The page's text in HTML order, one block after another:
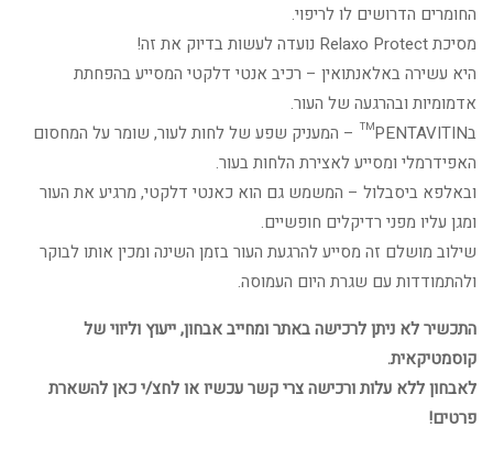
החומרים הדרושים לו לריפוי.
מסיכת Relaxo Protect נועדה לעשות בדיוק את זה!
היא עשירה באלאנתואין – רכיב אנטי דלקטי המסייע בהפחתת
אדמומיות ובהרגעה של העור.
בPENTAVITIN™ – המעניק שפע של לחות לעור, שומר על המחסום
האפידרמלי ומסייע לאצירת הלחות בעור.
ובאלפא ביסבלול – המשמש גם הוא כאנטי דלקטי, מרגיע את העור
ומגן עליו מפני רדיקלים חופשיים.
שילוב מושלם זה מסייע להרגעת העור בזמן השינה ומכין אותו לבוקר
ולהתמודדות עם שגרת היום העמוסה.
התכשיר לא ניתן לרכישה באתר ומחייב אבחון, ייעוץ וליווי של
קוסמטיקאית.
לאבחון ללא עלות ורכישה צרי קשר עכשיו או לחצ/י כאן להשארת
פרטים!